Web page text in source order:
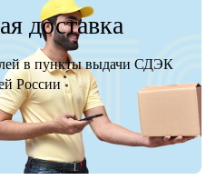
доставка
в пункты выдачи СДЭК
России